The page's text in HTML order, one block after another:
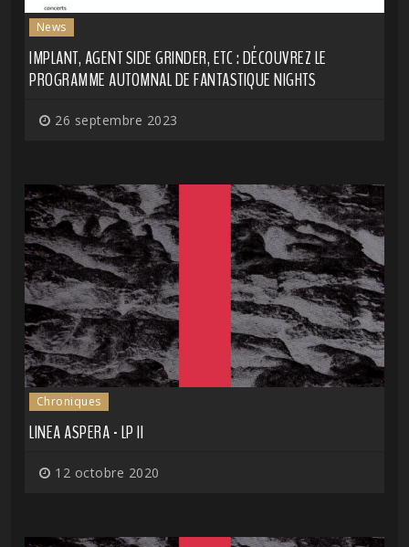
News
IMPLANT, AGENT SIDE GRINDER, ETC : DÉCOUVREZ LE
PROGRAMME AUTOMNAL DE FANTASTIQUE NIGHTS
26 septembre 2023
Chroniques
LINEA ASPERA - LP II
12 octobre 2020